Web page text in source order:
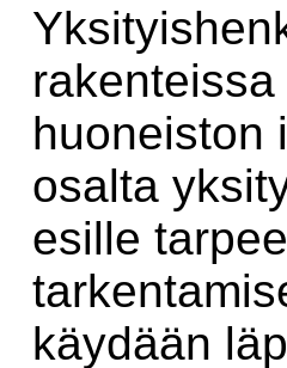
huoneiston
osalta
esille
käydään